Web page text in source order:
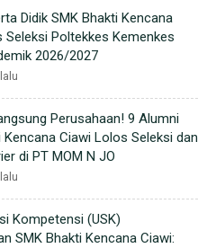
Didik SMK Bhakti Kencana
Seleksi Poltekkes Kemenkes
2026/2027
Perusahaan! 9 Alumni
Kencana Ciawi Lolos Seleksi dan
di PT MOM N JO
Kompetensi (USK)
SMK Bhakti Kencana Ciawi: